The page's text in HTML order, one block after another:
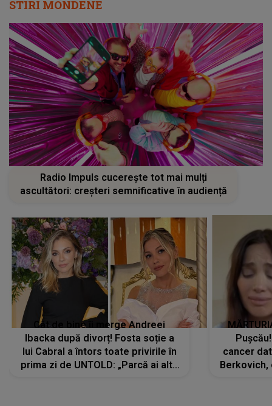
STIRI MONDENE
Radio Impuls cucerește tot mai mulți
ascultători: creșteri semnificative în audiență
Cât de bine îi merge Andreei
Ibacka după divorț! Fosta soție a
lui Cabral a întors toate privirile în
prima zi de UNTOLD: „Parcă ai altă
cancer